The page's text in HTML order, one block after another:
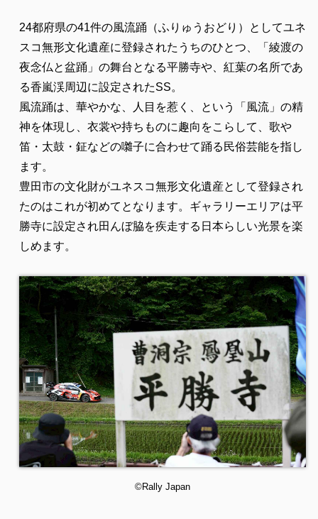
24都府県の41件の風流踊（ふりゅうおどり）としてユネ
スコ無形文化遺産に登録されたうちのひとつ、「綾渡の
夜念仏と盆踊」の舞台となる平勝寺や、紅葉の名所であ
る香嵐渓周辺に設定されたSS。
風流踊は、華やかな、人目を惹く、という「風流」の精
神を体現し、衣裳や持ちものに趣向をこらして、歌や
笛・太鼓・鉦などの囃子に合わせて踊る民俗芸能を指し
ます。
豊田市の文化財がユネスコ無形文化遺産として登録され
たのはこれが初めてとなります。ギャラリーエリアは平
勝寺に設定され田んぼ脇を疾走する日本らしい光景を楽
しめます。
©Rally Japan